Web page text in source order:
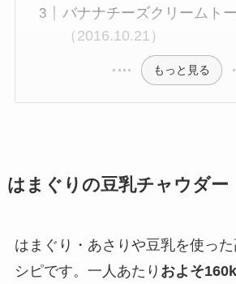
バナナチーズクリームト
（2016.10.21）
もっと見る
はまぐりの豆乳チャウダー
はまぐり・あさりや豆乳を使っ
シピです。一人あたり およそ